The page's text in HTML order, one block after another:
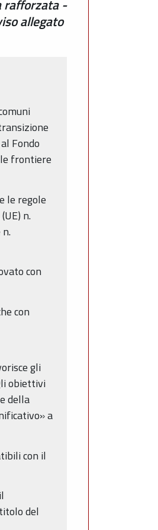
rafforzata -
allegato
Fondo
frontiere
le regole
n.
con
con
gli
obiettivi
della
a
con il
del